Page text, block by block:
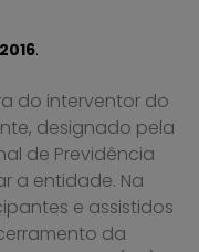
.
do interventor do
designado pela
de Previdência
a entidade. Na
e assistidos
da